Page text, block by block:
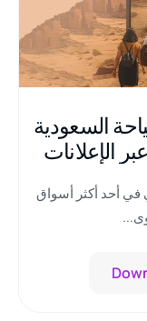
السعودية
الإعلانات
في أحد أكثر أسواق